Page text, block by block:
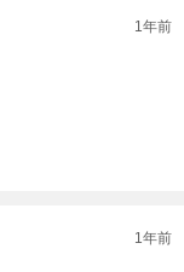
1年前
1年前